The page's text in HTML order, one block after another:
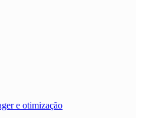
e otimização